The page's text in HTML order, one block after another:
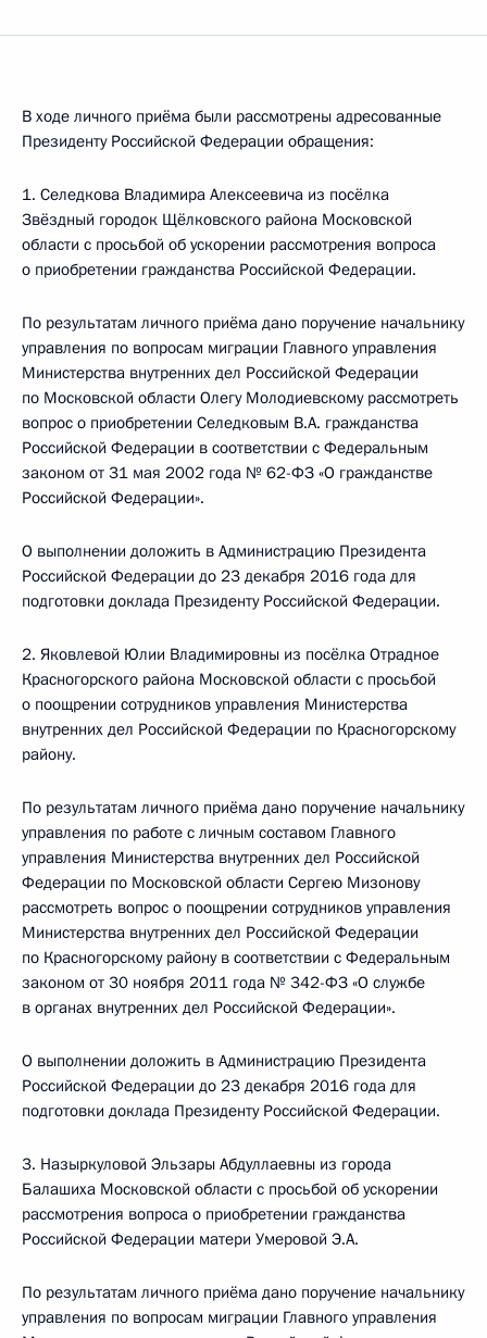
В ходе личного приёма были рассмотрены адресованные
Президенту Российской Федерации обращения:
1. Селедкова Владимира Алексеевича из посёлка
Звёздный городок Щёлковского района Московской
области с просьбой об ускорении рассмотрения вопроса
о приобретении гражданства Российской Федерации.
По результатам личного приёма дано поручение начальнику
управления по вопросам миграции Главного управления
Министерства внутренних дел Российской Федерации
по Московской области Олегу Молодиевскому рассмотреть
вопрос о приобретении Селедковым В.А. гражданства
Российской Федерации в соответствии с Федеральным
законом от 31 мая 2002 года № 62-ФЗ «О гражданстве
Российской Федерации».
О выполнении доложить в Администрацию Президента
Российской Федерации до 23 декабря 2016 года для
подготовки доклада Президенту Российской Федерации.
2. Яковлевой Юлии Владимировны из посёлка Отрадное
Красногорского района Московской области с просьбой
о поощрении сотрудников управления Министерства
внутренних дел Российской Федерации по Красногорскому
району.
По результатам личного приёма дано поручение начальнику
управления по работе с личным составом Главного
управления Министерства внутренних дел Российской
Федерации по Московской области Сергею Мизонову
рассмотреть вопрос о поощрении сотрудников управления
Министерства внутренних дел Российской Федерации
по Красногорскому району в соответствии с Федеральным
законом от 30 ноября 2011 года № 342-ФЗ «О службе
в органах внутренних дел Российской Федерации».
О выполнении доложить в Администрацию Президента
Российской Федерации до 23 декабря 2016 года для
подготовки доклада Президенту Российской Федерации.
3. Назыркуловой Эльзары Абдуллаевны из города
Балашиха Московской области с просьбой об ускорении
рассмотрения вопроса о приобретении гражданства
Российской Федерации матери Умеровой Э.А.
По результатам личного приёма дано поручение начальнику
управления по вопросам миграции Главного управления